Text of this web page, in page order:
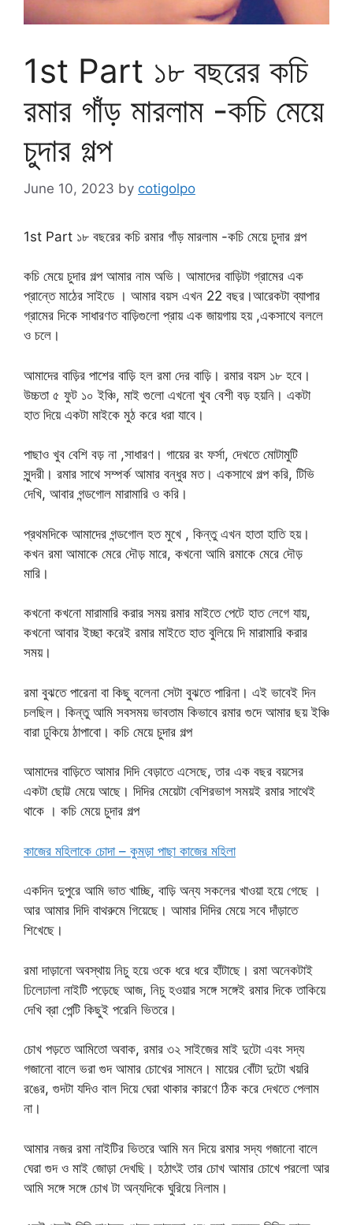
1st Part ১৮ বছরের কচি
রমার গাঁড় মারলাম -কচি মেয়ে
চুদার গল্প
June 10, 2023 by cotigolpo
1st Part ১৮ বছরের কচি রমার গাঁড় মারলাম -কচি মেয়ে চুদার গল্প
কচি মেয়ে চুদার গল্প আমার নাম অভি। আমাদের বাড়িটা গ্রামের এক
প্রান্তে মাঠের সাইডে ‌। আমার বয়স এখন 22 বছর।আরেকটা ব্যাপার
গ্রামের দিকে সাধারণত বাড়িগুলো প্রায় এক জায়গায় হয় ,একসাথে বললে
ও চলে।
আমাদের বাড়ির পাশের বাড়ি হল রমা দের বাড়ি। রমার বয়স ১৮ হবে।
উচ্চতা ৫ ফুট ১০ ইঞ্চি, মাই গুলো এখনো খুব বেশী বড় হয়নি। একটা
হাত দিয়ে একটা মাইকে মুঠ করে ধরা যাবে।
পাছাও খুব বেশি বড় না ,সাধারণ। গায়ের রং ফর্সা, দেখতে মোটামুটি
সুন্দরী। রমার সাথে সম্পর্ক আমার বন্ধুর মত। একসাথে গল্প করি, টিভি
দেখি, আবার গন্ডগোল মারামারি ও করি।
প্রথমদিকে আমাদের গন্ডগোল হত মুখে , কিন্তু এখন হাতা হাতি হয়।
কখন রমা আমাকে মেরে দৌড় মারে, কখনো আমি রমাকে মেরে দৌড়
মারি।
কখনো কখনো মারামারি করার সময় রমার মাইতে পেটে হাত লেগে যায়,
কখনো আবার ইচ্ছা করেই রমার মাইতে হাত বুলিয়ে দি মারামারি করার
সময়।
রমা বুঝতে পারেনা বা কিছু বলেনা সেটা বুঝতে পারিনা। এই ভাবেই দিন
চলছিল। কিন্তু আমি সবসময় ভাবতাম কিভাবে রমার গুদে আমার ছয় ইঞ্চি
বারা ঢুকিয়ে ঠাপাবো। কচি মেয়ে চুদার গল্প
আমাদের বাড়িতে আমার দিদি বেড়াতে এসেছে, তার এক বছর বয়সের
একটা ছোট্ট মেয়ে আছে। দিদির মেয়েটা বেশিরভাগ সময়ই রমার সাথেই
থাকে । কচি মেয়ে চুদার গল্প
কাজের মহিলাকে চোদা – কুমড়া পাছা কাজের মহিলা
একদিন দুপুরে আমি ভাত খাচ্ছি, বাড়ি অন্য সকলের খাওয়া হয়ে গেছে ।
আর আমার দিদি বাথরুমে গিয়েছে। আমার দিদির মেয়ে সবে দাঁড়াতে
শিখেছে।
রমা দাড়ানো অবস্থায় নিচু হয়ে ওকে ধরে ধরে হাঁটাছে। রমা অনেকটাই
ঢিলেঢালা নাইটি পড়েছে আজ, নিচু হওয়ার সঙ্গে সঙ্গেই রমার দিকে তাকিয়ে
দেখি ব্রা পেন্টি কিছুই পরেনি ভিতরে।
চোখ পড়তে আমিতো অবাক, রমার ৩২ সাইজের মাই দুটো এবং সদ্য
গজানো বালে ভরা গুদ আমার চোখের সামনে। মায়ের বোঁটা দুটো খয়রি
রঙের, গুদটা যদিও বাল দিয়ে ঘেরা থাকার কারণে ঠিক করে দেখতে পেলাম
না।
আমার নজর রমা নাইটির ভিতরে আমি মন দিয়ে রমার সদ্য গজানো বালে
ঘেরা গুদ ও মাই জোড়া দেখছি। হঠাৎই তার চোখ আমার চোখে পরলো আর
আমি সঙ্গে সঙ্গে চোখ টা অন্যদিকে ঘুরিয়ে নিলাম।